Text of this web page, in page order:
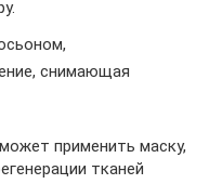
снимающая
применить маску,
тканей